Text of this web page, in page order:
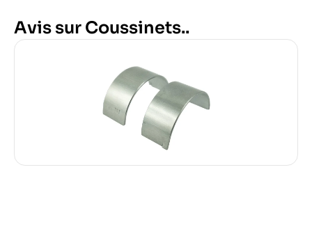
Avis sur Coussinets..